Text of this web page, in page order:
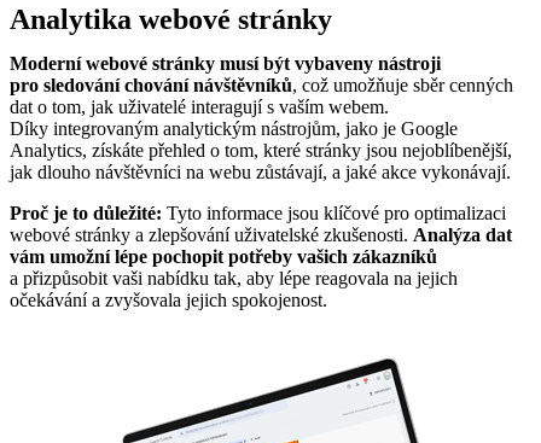
Analytika webové stránky
Moderní webové stránky musí být vybaveny nástroji
pro sledování chování návštěvníků, což umožňuje sběr cenných
dat o tom, jak uživatelé interagují s vaším webem.
Díky integrovaným analytickým nástrojům, jako je Google
Analytics, získáte přehled o tom, které stránky jsou nejoblíbenější,
jak dlouho návštěvníci na webu zůstávají, a jaké akce vykonávají.
Proč je to důležité: Tyto informace jsou klíčové pro optimalizaci
webové stránky a zlepšování uživatelské zkušenosti. Analýza dat
vám umožní lépe pochopit potřeby vašich zákazníků
a přizpůsobit vaši nabídku tak, aby lépe reagovala na jejich
očekávání a zvyšovala jejich spokojenost.